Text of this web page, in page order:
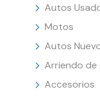
Autos
Motos
Autos
Arriendo de
Accesorios